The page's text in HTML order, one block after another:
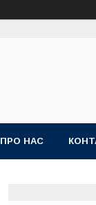
ПРО НАС